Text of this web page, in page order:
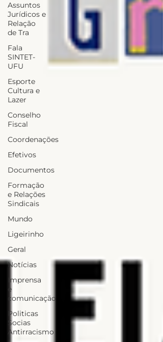
Assuntos
Jurídicos e
Relação
de Tra
Fala
SINTET-
UFU
Esporte
Cultura e
Lazer
Conselho
Fiscal
Coordenações
Efetivos
Documentos
Formação
e Relações
Sindicais
Mundo
Ligeirinho
Geral
Notícias
Imprensa
e
comunicação
Politicas
Socias
Antirracismo